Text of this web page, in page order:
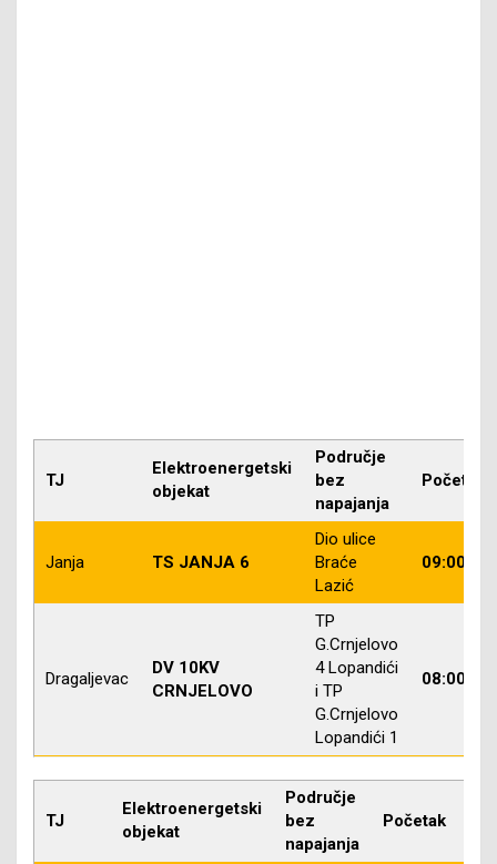
TJ
Elektroenergetski
objekat
Područje
bez
napajanja
Početak
Janja TS JANJA 6
Dio ulice
Braće
Lazić
09:00
Dragaljevac
DV 10KV
CRNJELOVO
TP
G.Crnjelovo
4 Lopandići
i TP
G.Crnjelovo
Lopandići 1
08:00
TJ
Elektroenergetski
objekat
Područje
bez
napajanja
Početak